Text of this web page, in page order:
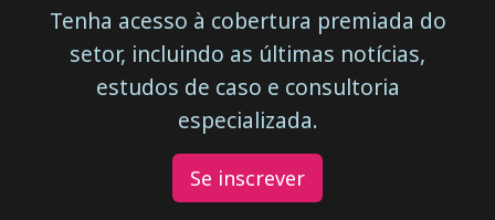
Tenha acesso à cobertura premiada do
setor, incluindo as últimas notícias,
estudos de caso e consultoria
especializada.
Se inscrever